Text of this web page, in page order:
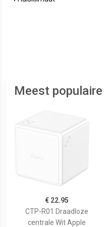
Meest
€ 22.95
CTP-R01 Draadloze
centrale Wit Apple